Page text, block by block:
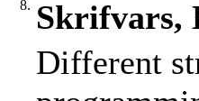
8. Skrifvars,
Different